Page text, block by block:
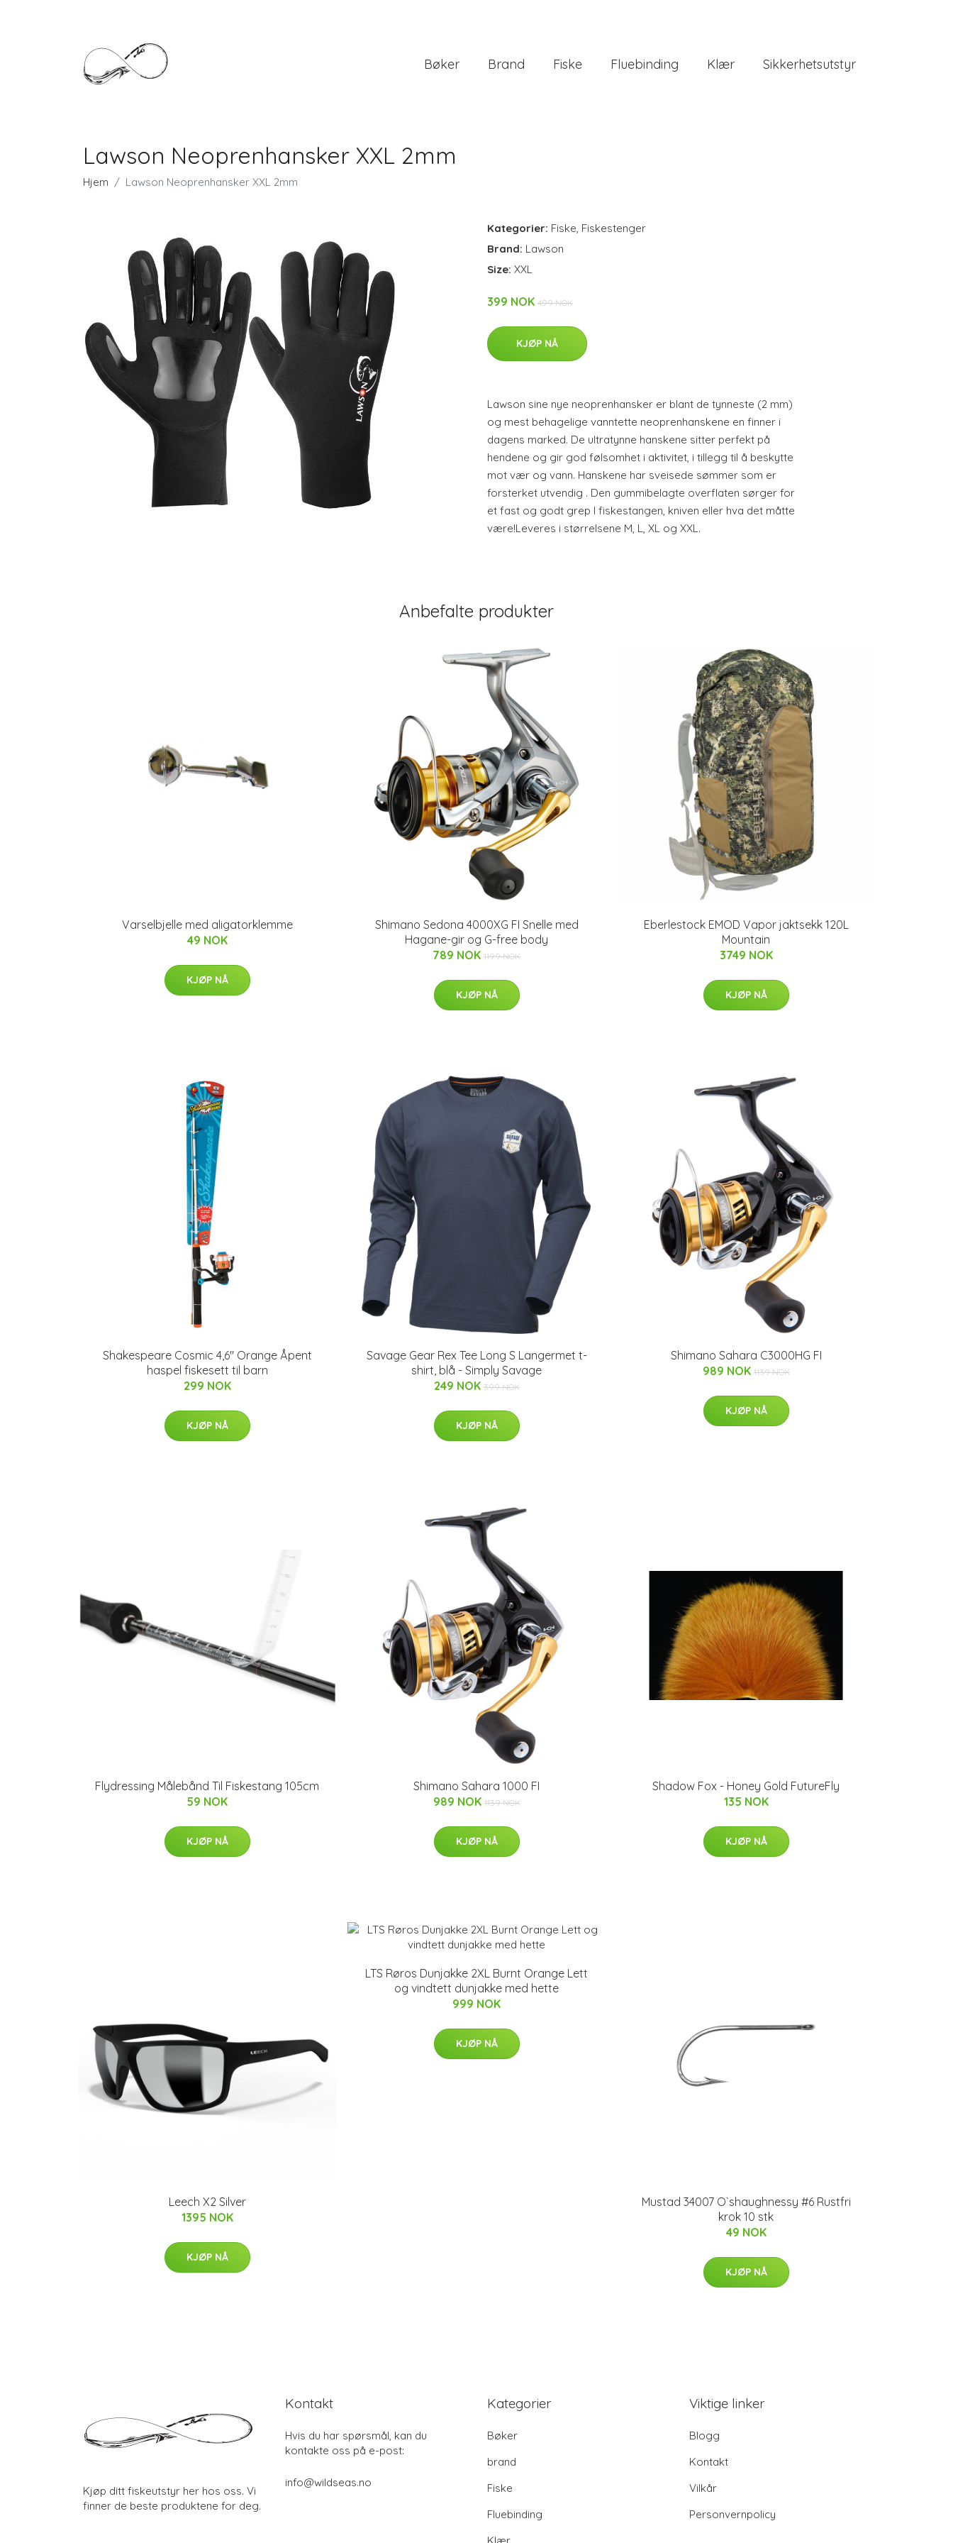
Bøker Brand Fiske Fluebinding Klær Sikkerhetsutstyr
Lawson Neoprenhansker XXL 2mm
Hjem Lawson Neoprenhansker XXL 2mm
Kategorier: Fiske, Fiskestenger
Brand: Lawson
Size: XXL
399 NOK 499 NOK
KJØP NÅ
Lawson sine nye neoprenhansker er blant de tynneste (2 mm)
og mest behagelige vanntette neoprenhanskene en finner i
dagens marked. De ultratynne hanskene sitter perfekt på
hendene og gir god følsomhet i aktivitet, i tillegg til å beskytte
mot vær og vann. Hanskene har sveisede sømmer som er
forsterket utvendig . Den gummibelagte overflaten sørger for
et fast og godt grep I fiskestangen, kniven eller hva det måtte
være!Leveres i størrelsene M, L, XL og XXL.
Anbefalte produkter
Varselbjelle med aligatorklemme
49 NOK
KJØP NÅ
Shimano Sedona 4000XG FI Snelle med
Hagane-gir og G-free body
789 NOK 1199 NOK
KJØP NÅ
Eberlestock EMOD Vapor jaktsekk 120L
Mountain
3749 NOK
KJØP NÅ
Shakespeare Cosmic 4,6" Orange Åpent
haspel fiskesett til barn
299 NOK
KJØP NÅ
Savage Gear Rex Tee Long S Langermet t-
shirt, blå - Simply Savage
249 NOK 399 NOK
KJØP NÅ
Shimano Sahara C3000HG FI
989 NOK 1139 NOK
KJØP NÅ
Flydressing Målebånd Til Fiskestang 105cm
59 NOK
KJØP NÅ
Shimano Sahara 1000 FI
989 NOK 1139 NOK
KJØP NÅ
Shadow Fox - Honey Gold FutureFly
135 NOK
KJØP NÅ
Leech X2 Silver
1395 NOK
KJØP NÅ
LTS Røros Dunjakke 2XL Burnt Orange Lett
og vindtett dunjakke med hette
999 NOK
KJØP NÅ
Mustad 34007 O`shaughnessy #6 Rustfri
krok 10 stk
49 NOK
KJØP NÅ
Kjøp ditt fiskeutstyr her hos oss. Vi
finner de beste produktene for deg.
Kontakt
Hvis du har spørsmål, kan du
kontakte oss på e-post:
info@wildseas.no
Kategorier
Bøker
brand
Fiske
Fluebinding
Viktige linker
Blogg
Kontakt
Vilkår
Personvernpolicy